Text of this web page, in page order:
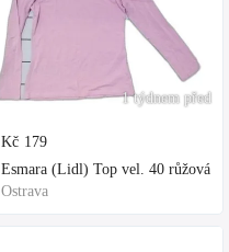
1 týdnem před
Kč 179
Esmara (Lidl) Top vel. 40 růžová
Ostrava